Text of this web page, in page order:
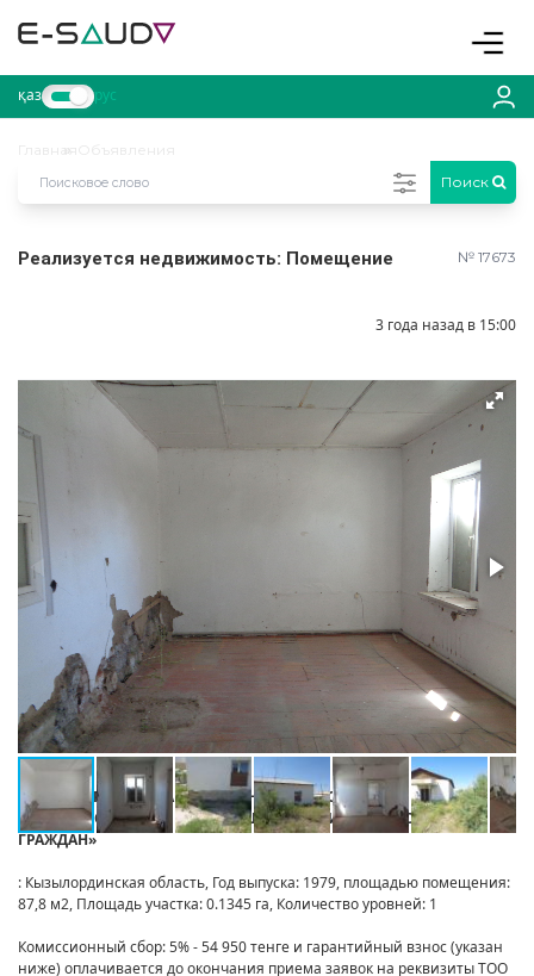
қаз рус
Главная
Объявления
Поиск
Реализуется недвижимость: Помещение № 17673
3 года назад в 15:00
НЕКОММЕРЧЕСКОЕ АКЦИОНЕРНОЕ ОБЩЕСТВО
«ГОСУДАРСТВЕННАЯ КОРПОРАЦИЯ «ПРАВИТЕЛЬСТВО ДЛЯ
ГРАЖДАН»
: Кызылординская область, Год выпуска: 1979, площадью помещения:
87,8 м2, Площадь участка: 0.1345 га, Количество уровней: 1
Комиссионный сбор: 5% - 54 950 тенге и гарантийный взнос (указан
ниже) оплачивается до окончания приема заявок на реквизиты ТОО